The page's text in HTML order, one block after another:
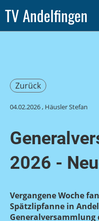
TV Andelfingen
Zurück
04.02.2026, Häusler Stefan
2026 -
Vergangene Woche
Spätzlipfanne in
Generalversammlung